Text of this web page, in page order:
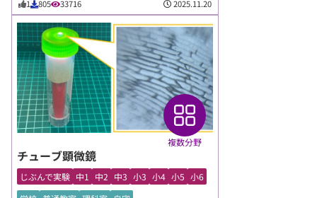
1 805 33716 2025.11.20
複数分野
チューブ顕微鏡
じぶんで実験 中1 中2 中3 小3 小4 小5 小6